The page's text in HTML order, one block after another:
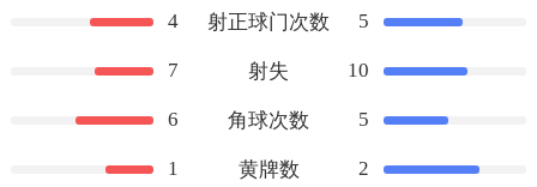
4 射正球门次数 5
7 射失 10
6 角球次数 5
1 黄牌数 2